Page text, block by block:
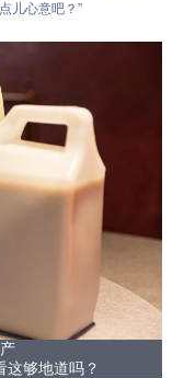
儿心意吧？”
这够地道吗？